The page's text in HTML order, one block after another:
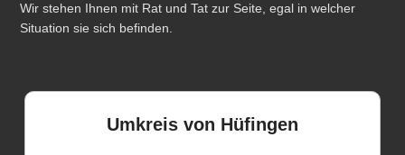
Wir stehen Ihnen mit Rat und Tat zur Seite, egal in welcher
Situation sie sich befinden.
Umkreis von Hüfingen